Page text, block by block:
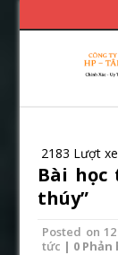
2183 Lượt
Bài học
thúy”
Posted on
tức | 0 Phản